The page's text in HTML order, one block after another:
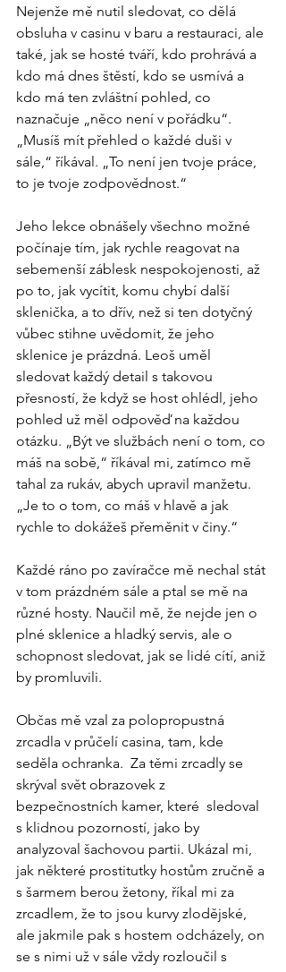
Nejenže mě nutil sledovat, co dělá
obsluha v casinu v baru a restauraci, ale
také, jak se hosté tváří, kdo prohrává a
kdo má dnes štěstí, kdo se usmívá a
kdo má ten zvláštní pohled, co
naznačuje „něco není v pořádku“.
„Musíš mít přehled o každé duši v
sále,“ říkával. „To není jen tvoje práce,
to je tvoje zodpovědnost.“
Jeho lekce obnášely všechno možné
počínaje tím, jak rychle reagovat na
sebemenší záblesk nespokojenosti, až
po to, jak vycítit, komu chybí další
sklenička, a to dřív, než si ten dotyčný
vůbec stihne uvědomit, že jeho
sklenice je prázdná. Leoš uměl
sledovat každý detail s takovou
přesností, že když se host ohlédl, jeho
pohled už měl odpověď na každou
otázku. „Být ve službách není o tom, co
máš na sobě,“ říkával mi, zatímco mě
tahal za rukáv, abych upravil manžetu.
„Je to o tom, co máš v hlavě a jak
rychle to dokážeš přeměnit v činy.“
Každé ráno po zavíračce mě nechal stát
v tom prázdném sále a ptal se mě na
různé hosty. Naučil mě, že nejde jen o
plné sklenice a hladký servis, ale o
schopnost sledovat, jak se lidé cítí, aniž
by promluvili.
Občas mě vzal za polopropustná
zrcadla v průčelí casina, tam, kde
seděla ochranka.  Za těmi zrcadly se
skrýval svět obrazovek z
bezpečnostních kamer, které  sledoval
s klidnou pozorností, jako by
analyzoval šachovou partii. Ukázal mi,
jak některé prostitutky hostům zručně a
s šarmem berou žetony, říkal mi za
zrcadlem, že to jsou kurvy zlodějské,
ale jakmile pak s hostem odcházely, on
se s nimi už v sále vždy rozloučil s